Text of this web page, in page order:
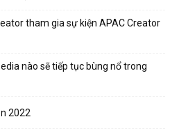
tham gia sự kiện APAC Creator
nào sẽ tiếp tục bùng nổ trong
2022